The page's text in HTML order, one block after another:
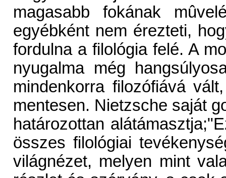
magasabb fokának
egyébként nem érezteti,
fordulna a filológia felé. A
nyugalma még
mindenkorra filozófiává
mentesen. Nietzsche saját
határozottan
összes filológiai
világnézet, melyen mint